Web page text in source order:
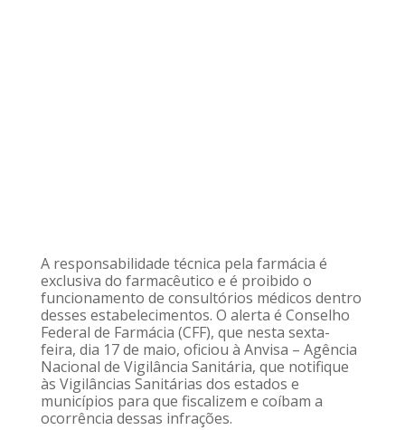
A responsabilidade técnica pela farmácia é
exclusiva do farmacêutico e é proibido o
funcionamento de consultórios médicos dentro
desses estabelecimentos. O alerta é Conselho
Federal de Farmácia (CFF), que nesta sexta-
feira, dia 17 de maio, oficiou à Anvisa – Agência
Nacional de Vigilância Sanitária, que notifique
às Vigilâncias Sanitárias dos estados e
municípios para que fiscalizem e coíbam a
ocorrência dessas infrações.